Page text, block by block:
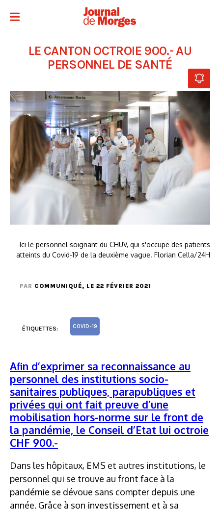
LE CANTON OCTROIE 900.- AU
PERSONNEL DE SANTÉ
Ici le personnel soignant du CHUV, qui s'occupe des patients
atteints du Covid-19 de la deuxième vague. Florian Cella/24H
PAR COMMUNIQUÉ, LE 22 FÉVRIER 2021
ÉTIQUETTES: COVID-19
Afin d’exprimer sa reconnaissance au
personnel des institutions socio-
sanitaires publiques, parapubliques et
privées qui ont fait preuve d’une
mobilisation hors-norme sur le front de
la pandémie, le Conseil d’Etat lui octroie
CHF 900.-
Dans les hôpitaux, EMS et autres institutions, le
personnel qui se trouve au front face à la
pandémie se dévoue sans compter depuis une
année. Grâce à son investissement et à sa